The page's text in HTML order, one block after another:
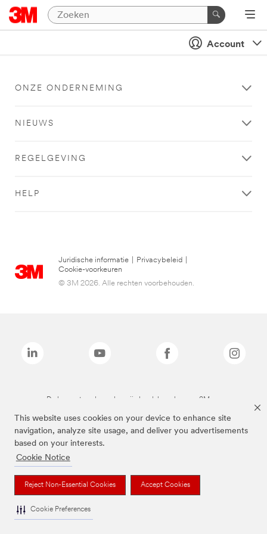
This website uses cookies on your device to enhance site
navigation, analyze site usage, and deliver you advertisements
based on your interests.
Cookie Notice
Reject Non-Essential Cookies Accept Cookies
Cookie Preferences
Account
ONZE ONDERNEMING
NIEUWS
REGELGEVING
HELP
Juridische informatie Privacybeleid
Cookie-voorkeuren
© 3M 2026. Alle rechten voorbehouden.
De bovenstaande merken zijn handelsmerken van 3M.we